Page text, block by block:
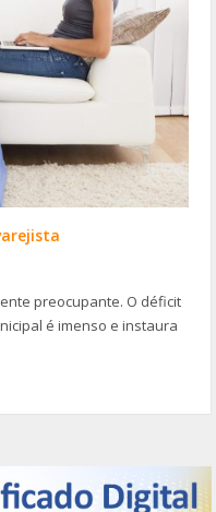
preocupante. O déficit
é imenso e instaura